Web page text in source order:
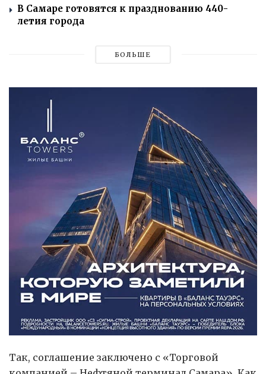
В Самаре готовятся к празднованию 440-
летия города
БОЛЬШЕ
Так, соглашение заключено с «Торговой